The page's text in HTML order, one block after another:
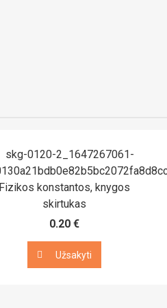
Fizikos konstantos, knygos
skirtukas
0.20 €
Užsakyti
Užsakyti